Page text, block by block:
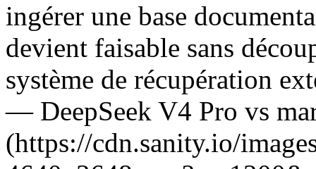
ingérer une base
devient faisable sans
système de récupération
— DeepSeek V4 Pro vs
(https://cdn.sanity.io/